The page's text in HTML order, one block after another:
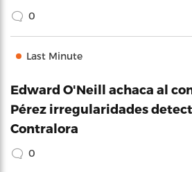
0
Last Minute
Edward O'Neill achaca al
Pérez irregularidades
Contralora
0